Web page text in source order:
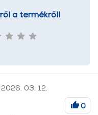
a termékről!
2026. 03. 12.
0